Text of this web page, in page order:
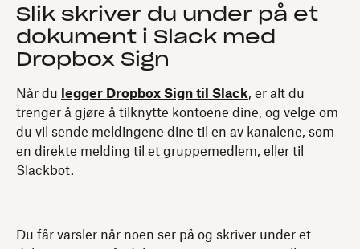
Slik skriver du under på et
dokument i Slack med
Dropbox Sign
Når du legger Dropbox Sign til Slack, er alt du
trenger å gjøre å tilknytte kontoene dine, og velge om
du vil sende meldingene dine til en av kanalene, som
en direkte melding til et gruppemedlem, eller til
Slackbot.
Du får varsler når noen ser på og skriver under et